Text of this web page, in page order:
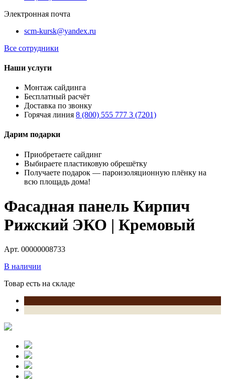
Электронная почта
scm-kursk@yandex.ru
Все сотрудники
Наши услуги
Монтаж сайдинга
Бесплатный расчёт
Доставка по звонку
Горячая линия 8 (800) 555 777 3 (7201)
Дарим подарки
Приобретаете сайдинг
Выбираете пластиковую обрешётку
Получаете подарок — пароизоляционную плёнку на
всю площадь дома!
Фасадная панель Кирпич
Рижский ЭКО | Кремовый
Арт. 00000008733
В наличии
Товар есть на складе